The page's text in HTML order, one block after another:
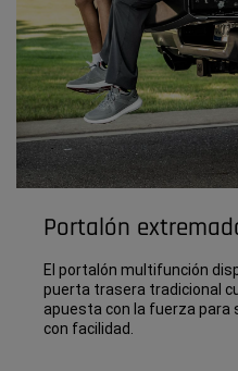
Portalón
El portalón multifunción
puerta trasera tradicional
apuesta con la fuerza para
con facilidad.